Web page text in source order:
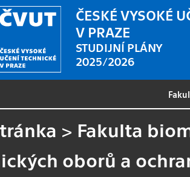
ČESKÉ VYSOKÉ
V PRAZE
STUDIJNÍ PLÁNY
2025/2026
> Fakulta
oborů a